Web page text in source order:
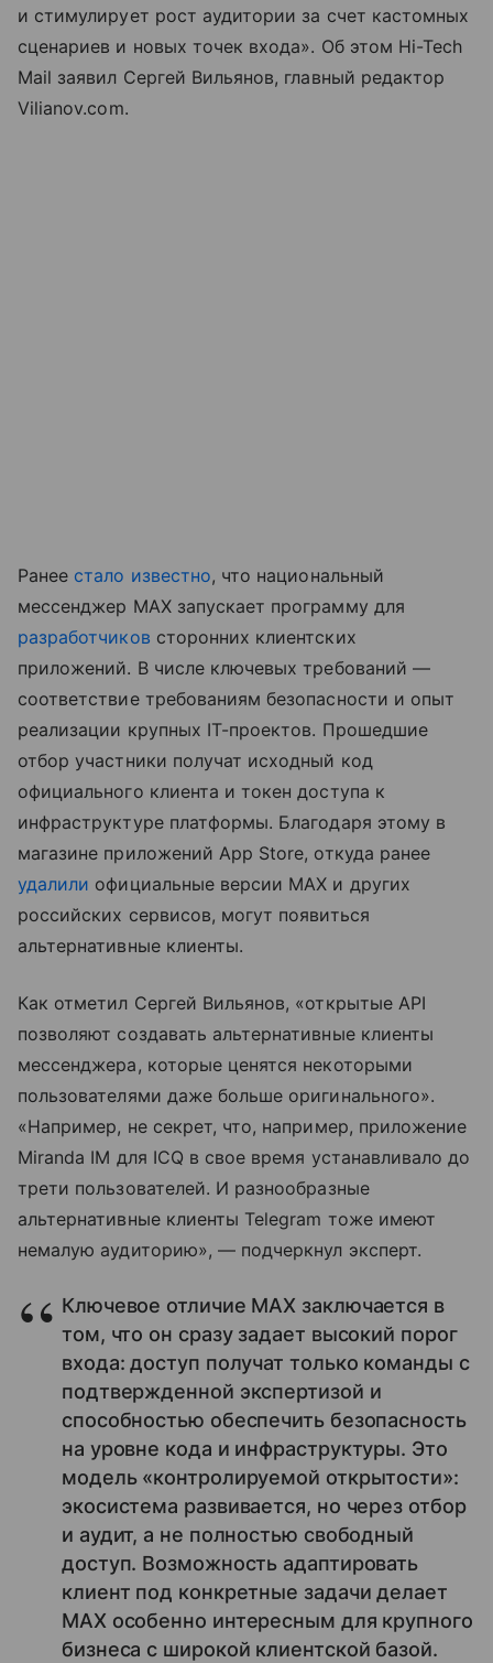
и стимулирует рост аудитории за счет кастомных
сценариев и новых точек входа». Об этом Hi-Tech
Mail заявил Сергей Вильянов, главный редактор
Vilianov.com.
Ранее стало известно, что национальный
мессенджер MAX запускает программу для
разработчиков сторонних клиентских
приложений. В числе ключевых требований —
соответствие требованиям безопасности и опыт
реализации крупных IT-проектов. Прошедшие
отбор участники получат исходный код
официального клиента и токен доступа к
инфраструктуре платформы. Благодаря этому в
магазине приложений App Store, откуда ранее
удалили официальные версии MAX и других
российских сервисов, могут появиться
альтернативные клиенты.
Как отметил Сергей Вильянов, «открытые API
позволяют создавать альтернативные клиенты
мессенджера, которые ценятся некоторыми
пользователями даже больше оригинального».
«Например, не секрет, что, например, приложение
Miranda IM для ICQ в свое время устанавливало до
трети пользователей. И разнообразные
альтернативные клиенты Telegram тоже имеют
немалую аудиторию», — подчеркнул эксперт.
Ключевое отличие MAX заключается в
том, что он сразу задает высокий порог
входа: доступ получат только команды с
подтвержденной экспертизой и
способностью обеспечить безопасность
на уровне кода и инфраструктуры. Это
модель «контролируемой открытости»:
экосистема развивается, но через отбор
и аудит, а не полностью свободный
доступ. Возможность адаптировать
клиент под конкретные задачи делает
MAX особенно интересным для крупного
бизнеса с широкой клиентской базой.